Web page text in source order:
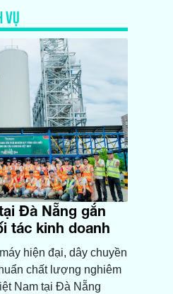
VỤ
Đà Nẵng gắn
tác kinh doanh
hiện đại, dây chuyền
chất lượng nghiêm
Nam tại Đà Nẵng